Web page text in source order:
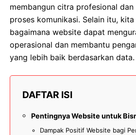
membangun citra profesional
proses komunikasi. Selain itu,
bagaimana website dapat
operasional dan membantu
yang lebih baik berdasarkan data.
DAFTAR ISI
Pentingnya Website untuk
Dampak Positif Website bagi